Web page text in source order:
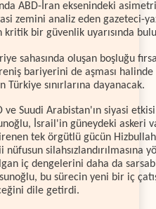
ABD-İran eksenindeki
zemini analiz eden gazeteci-
kritik bir güvenlik uyarısında
sahasında oluşan boşluğu
bariyerini de aşması halinde
Türkiye sınırlarına dayanacak.
Suudi Arabistan'ın siyasi
İsrail'in güneydeki askeri
tek örgütlü gücün
silahsızlandırılmasına
iç dengelerini daha da
bu sürecin yeni bir iç
dile getirdi.